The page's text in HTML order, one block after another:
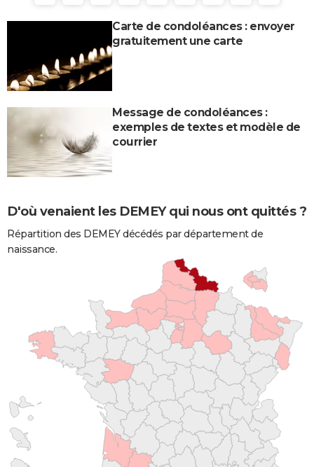
Carte de condoléances : envoyer
gratuitement une carte
Message de condoléances :
exemples de textes et modèle de
courrier
D'où venaient les DEMEY qui nous ont quittés ?
Répartition des DEMEY décédés par département de
naissance.